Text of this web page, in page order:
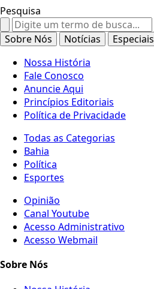
Pesquisa
Search
for:
Sobre Nós Notícias
Especiais
Nossa História
Fale Conosco
Anuncie Aqui
Princípios Editoriais
Política de Privacidade
Todas as Categorias
Bahia
Política
Esportes
Opinião
Canal Youtube
Acesso Administrativo
Acesso Webmail
Sobre Nós